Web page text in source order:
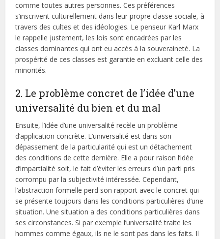
comme toutes autres personnes. Ces préférences
s’inscrivent culturellement dans leur propre classe sociale, à
travers des cultes et des idéologies. Le penseur Karl Marx
le rappelle justement, les lois sont encadrées par les
classes dominantes qui ont eu accès à la souveraineté. La
prospérité de ces classes est garantie en excluant celle des
minorités.
2. Le problème concret de l’idée d’une
universalité du bien et du mal
Ensuite, l’idée d’une universalité recèle un problème
d’application concrète. L’universalité est dans son
dépassement de la particularité qui est un détachement
des conditions de cette dernière. Elle a pour raison l’idée
d’impartialité soit, le fait d’éviter les erreurs d’un parti pris
corrompu par la subjectivité intéressée. Cependant,
l’abstraction formelle perd son rapport avec le concret qui
se présente toujours dans les conditions particulières d’une
situation. Une situation a des conditions particulières dans
ses circonstances. Si par exemple l’universalité traite les
hommes comme égaux, ils ne le sont pas dans les faits. Il